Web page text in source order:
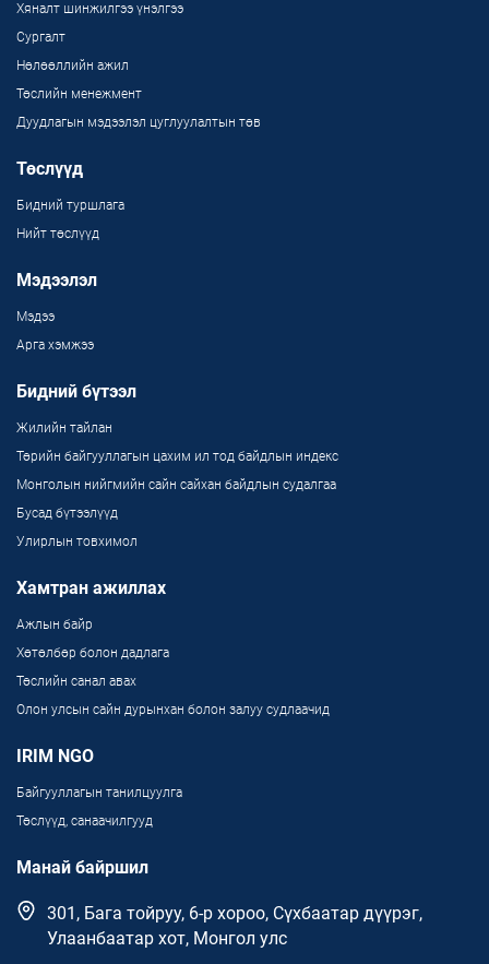
Хяналт шинжилгээ үнэлгээ
Сургалт
Нөлөөллийн ажил
Төслийн менежмент
Дуудлагын мэдээлэл цуглуулалтын төв
Төслүүд
Бидний туршлага
Нийт төслүүд
Мэдээлэл
Мэдээ
Арга хэмжээ
Бидний бүтээл
Жилийн тайлан
Төрийн байгууллагын цахим ил тод байдлын индекс
Монголын нийгмийн сайн сайхан байдлын судалгаа
Бусад бүтээлүүд
Улирлын товхимол
Хамтран ажиллах
Ажлын байр
Хөтөлбөр болон дадлага
Төслийн санал авах
Олон улсын сайн дурынхан болон залуу судлаачид
IRIM NGO
Байгууллагын танилцуулга
Төслүүд, санаачилгууд
Манай байршил
301, Бага тойруу, 6-р хороо, Сүхбаатар дүүрэг,
Улаанбаатар хот, Монгол улс